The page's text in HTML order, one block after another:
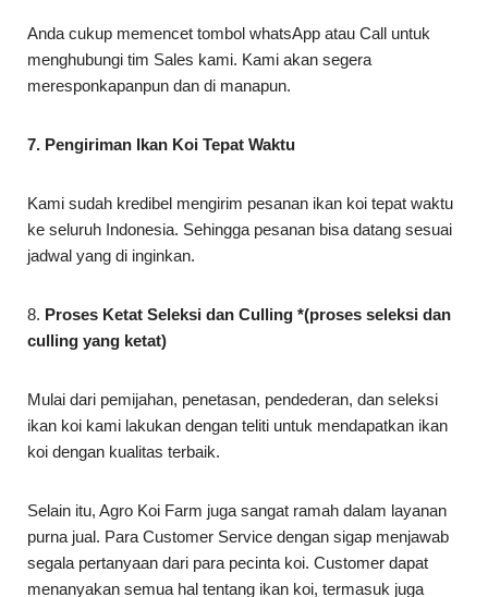
Anda cukup memencet tombol whatsApp atau Call untuk
menghubungi tim Sales kami. Kami akan segera
meresponkapanpun dan di manapun.
7. Pengiriman Ikan Koi Tepat Waktu
Kami sudah kredibel mengirim pesanan ikan koi tepat waktu
ke seluruh Indonesia. Sehingga pesanan bisa datang sesuai
jadwal yang di inginkan.
8. Proses Ketat Seleksi dan Culling *(proses seleksi dan
culling yang ketat)
Mulai dari pemijahan, penetasan, pendederan, dan seleksi
ikan koi kami lakukan dengan teliti untuk mendapatkan ikan
koi dengan kualitas terbaik.
Selain itu, Agro Koi Farm juga sangat ramah dalam layanan
purna jual. Para Customer Service dengan sigap menjawab
segala pertanyaan dari para pecinta koi. Customer dapat
menanyakan semua hal tentang ikan koi, termasuk juga